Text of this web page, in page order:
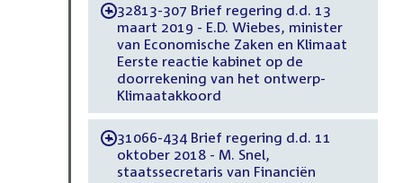
-32813-307 Brief regering d.d. 13
maart 2019 - E.D. Wiebes, minister
van Economische Zaken en Klimaat
Eerste reactie kabinet op de
doorrekening van het ontwerp-
Klimaatakkoord
-31066-434 Brief regering d.d. 11
oktober 2018 - M. Snel,
staatssecretaris van Financiën